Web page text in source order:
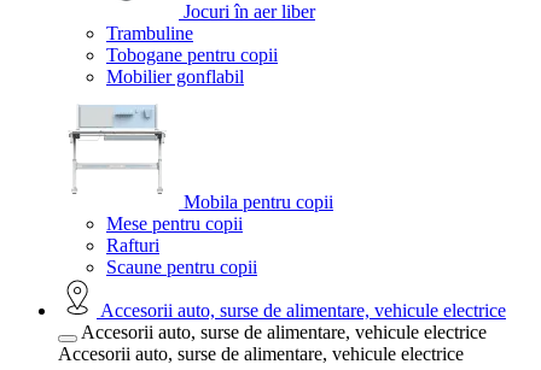
Jocuri în aer liber
Trambuline
Tobogane pentru copii
Mobilier gonflabil
Mobila pentru copii
Mese pentru copii
Rafturi
Scaune pentru copii
Accesorii auto, surse de alimentare, vehicule electrice
Accesorii auto, surse de alimentare, vehicule electrice
Accesorii auto, surse de alimentare, vehicule electrice